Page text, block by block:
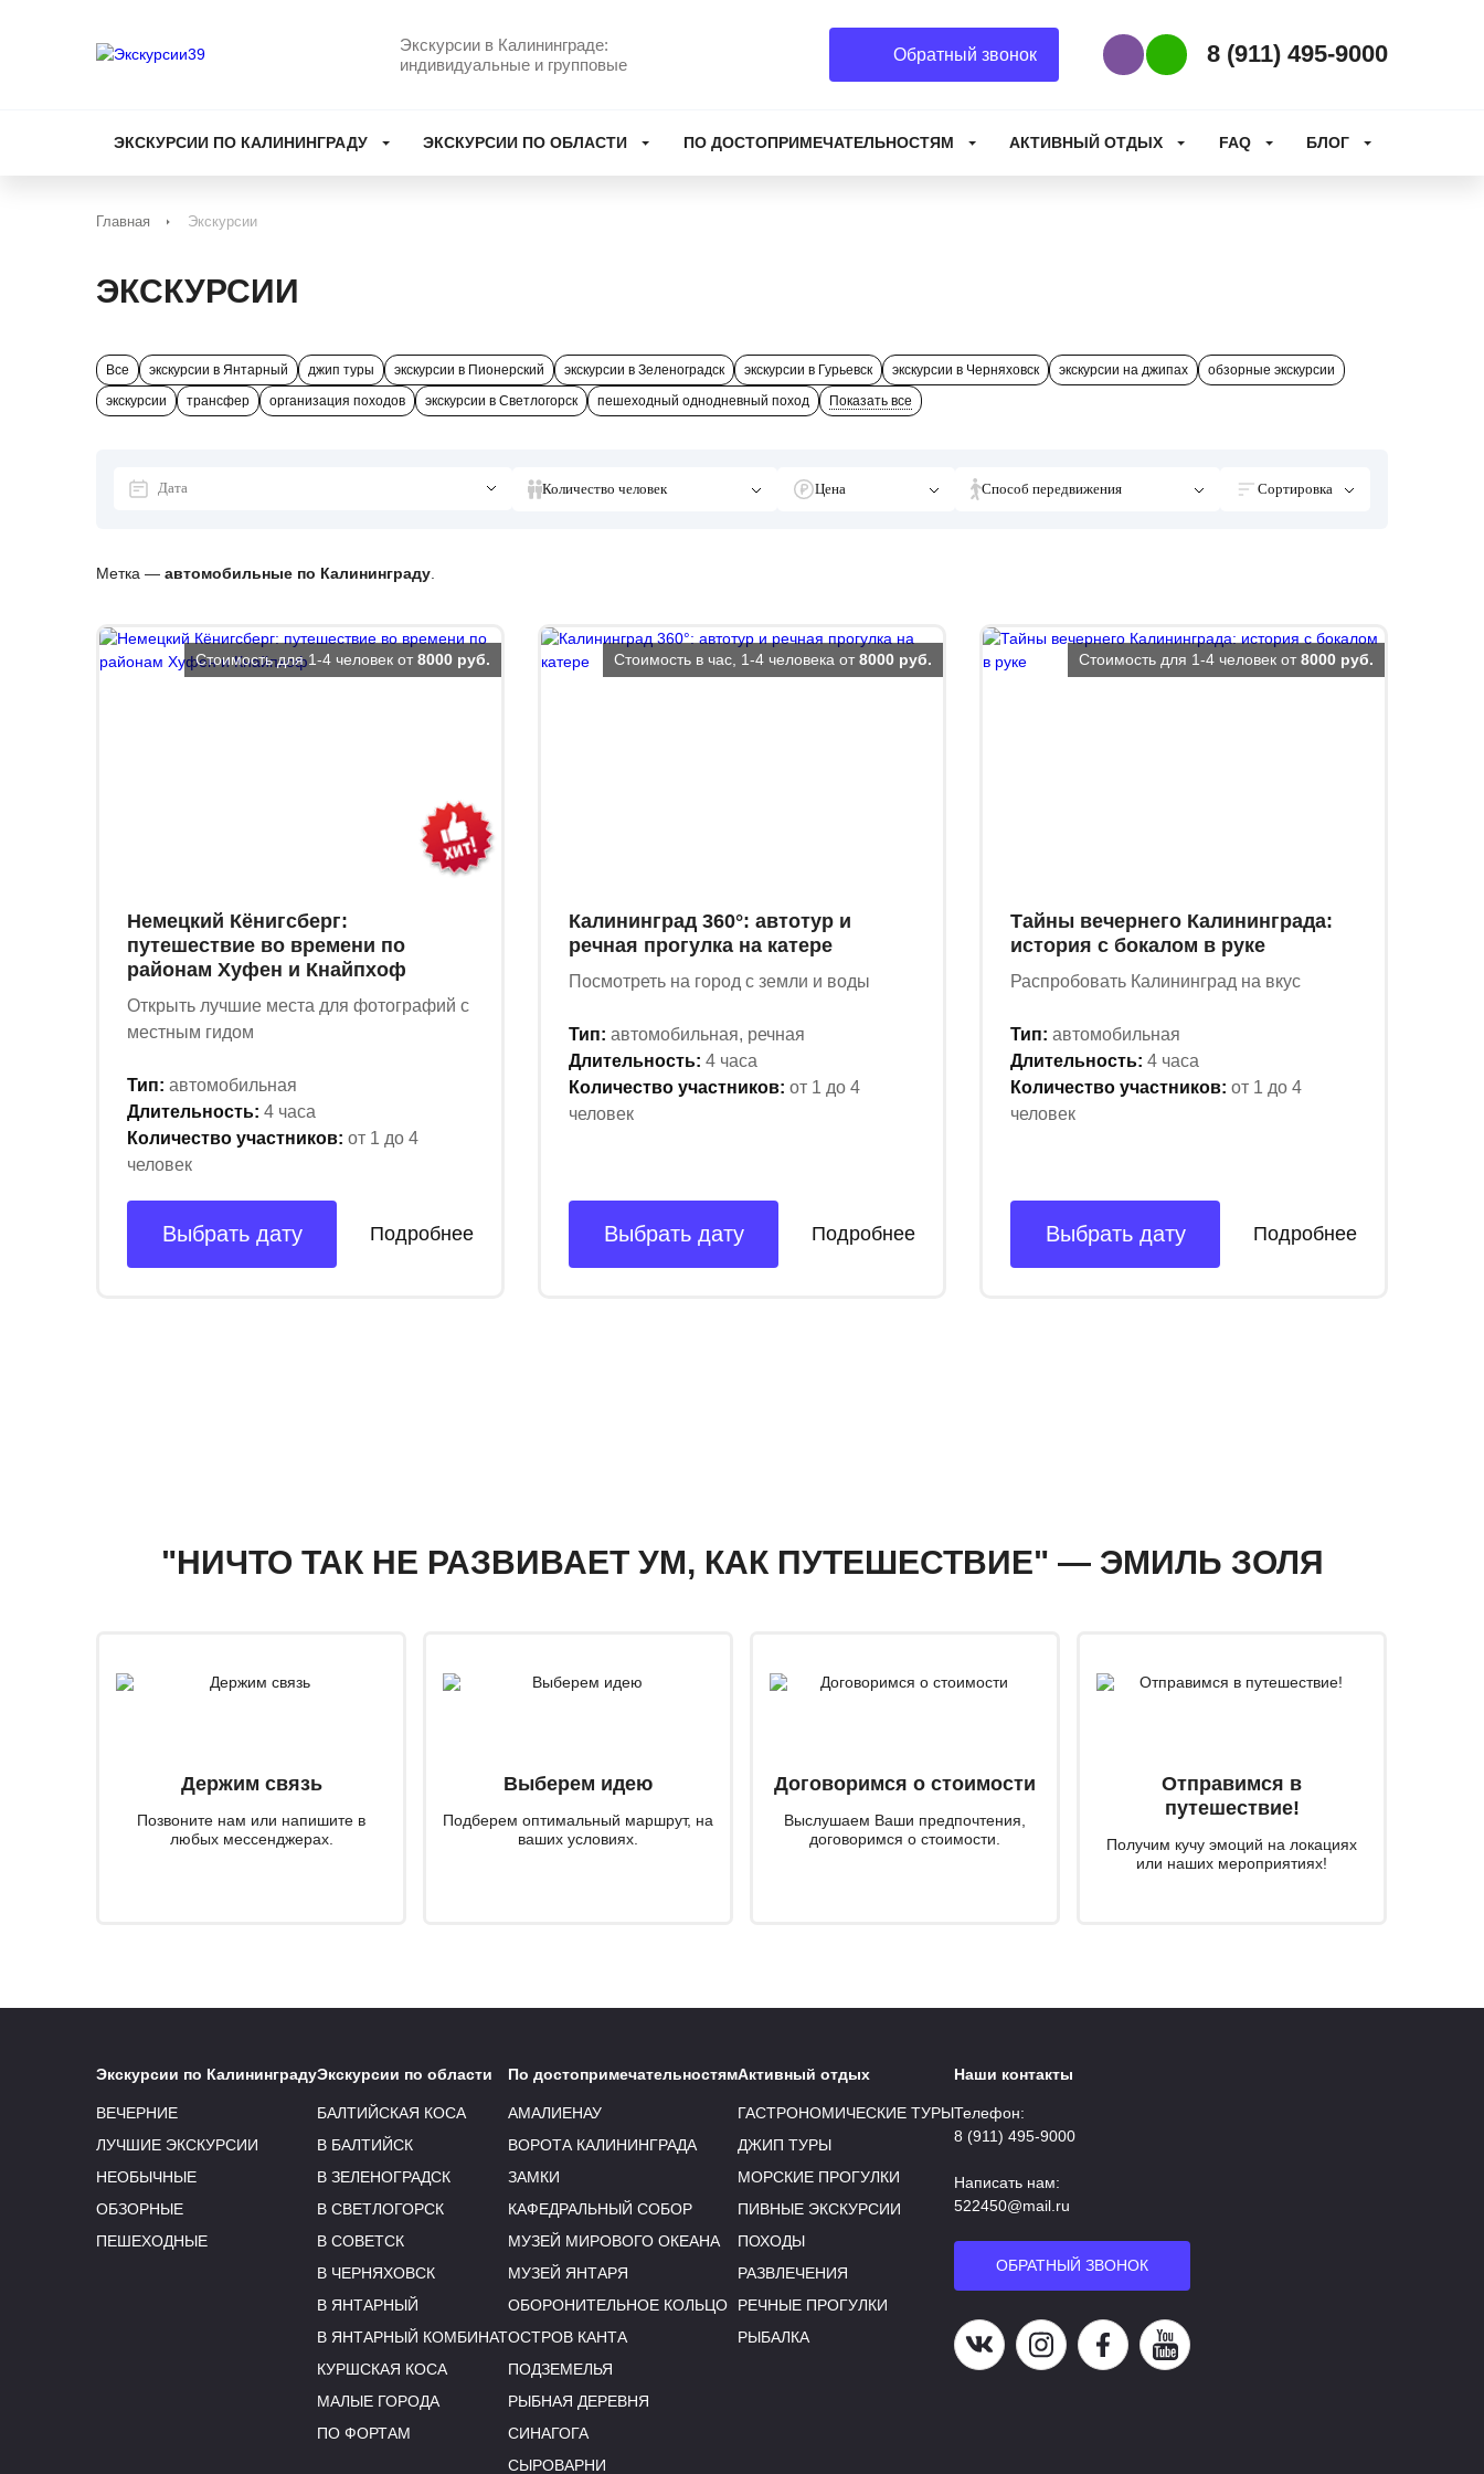
Экскурсии в Калининграде:
индивидуальные и групповые
Обратный звонок
Наш ViberНаш WhatsApp
8 (911) 495-9000
ЭКСКУРСИИ ПО КАЛИНИНГРАДУ ЭКСКУРСИИ ПО ОБЛАСТИ ПО ДОСТОПРИМЕЧАТЕЛЬНОСТЯМ АКТИВНЫЙ ОТДЫХ FAQ БЛОГ
Главная Экскурсии
ЭКСКУРСИИ
Все экскурсии в Янтарный джип туры экскурсии в Пионерский экскурсии в Зеленоградск экскурсии в Гурьевск экскурсии в Черняховск экскурсии на джипах
обзорные экскурсии
экскурсии
трансфер организация походов экскурсии в Светлогорск пешеходный однодневный поход Показать все
Количество человек Цена Способ передвижения Сортировка
Метка — автомобильные по Калининграду
Немецкий Кёнигсберг:
путешествие во времени по
районам Хуфен и Кнайпхоф
Открыть лучшие места для фотографий с
местным гидом
Тип: автомобильная
Длительность: 4 часа
Количество участников: от 1 до 4
человек
Стоимость для 1-4 человек от 8000 руб.
Выбрать дату Подробнее
Калининград 360°: автотур и
речная прогулка на катере
Посмотреть на город с земли и воды
Тип: автомобильная, речная
Длительность: 4 часа
Количество участников: от 1 до 4
человек
Стоимость в час, 1-4 человека от 8000 руб.
Выбрать дату Подробнее
Тайны вечернего Калининграда:
история с бокалом в руке
Распробовать Калининград на вкус
Тип: автомобильная
Длительность: 4 часа
Количество участников: от 1 до 4
человек
Стоимость для 1-4 человек от 8000 руб.
Выбрать дату Подробнее
"НИЧТО ТАК НЕ РАЗВИВАЕТ УМ, КАК ПУТЕШЕСТВИЕ" — ЭМИЛЬ ЗОЛЯ
Держим связь
Позвоните нам или напишите в
любых мессенджерах.
Выберем идею
Подберем оптимальный маршрут, на
ваших условиях.
Договоримся о стоимости
Выслушаем Ваши предпочтения,
договоримся о стоимости.
Отправимся в
путешествие!
Получим кучу эмоций на локациях
или наших мероприятиях!
Экскурсии по Калининграду
ВЕЧЕРНИЕ
ЛУЧШИЕ ЭКСКУРСИИ
НЕОБЫЧНЫЕ
ОБЗОРНЫЕ
ПЕШЕХОДНЫЕ
Экскурсии по области
БАЛТИЙСКАЯ КОСА
В БАЛТИЙСК
В ЗЕЛЕНОГРАДСК
В СВЕТЛОГОРСК
В СОВЕТСК
В ЧЕРНЯХОВСК
В ЯНТАРНЫЙ
В ЯНТАРНЫЙ КОМБИНАТ
КУРШСКАЯ КОСА
МАЛЫЕ ГОРОДА
ПО ФОРТАМ
По достопримечательностям
АМАЛИЕНАУ
ВОРОТА КАЛИНИНГРАДА
ЗАМКИ
КАФЕДРАЛЬНЫЙ СОБОР
МУЗЕЙ МИРОВОГО ОКЕАНА
МУЗЕЙ ЯНТАРЯ
ОБОРОНИТЕЛЬНОЕ КОЛЬЦО
ОСТРОВ КАНТА
ПОДЗЕМЕЛЬЯ
РЫБНАЯ ДЕРЕВНЯ
СИНАГОГА
СЫРОВАРНИ
Активный отдых
ГАСТРОНОМИЧЕСКИЕ ТУРЫ
ДЖИП ТУРЫ
МОРСКИЕ ПРОГУЛКИ
ПИВНЫЕ ЭКСКУРСИИ
ПОХОДЫ
РАЗВЛЕЧЕНИЯ
РЕЧНЫЕ ПРОГУЛКИ
РЫБАЛКА
Наши контакты
Телефон:
8 (911) 495-9000
Написать нам:
522450@mail.ru
ОБРАТНЫЙ ЗВОНОК
Наша группа в ВКНаша страница в Instagram
Наша группа в Facebook
Наш канал на YouTube